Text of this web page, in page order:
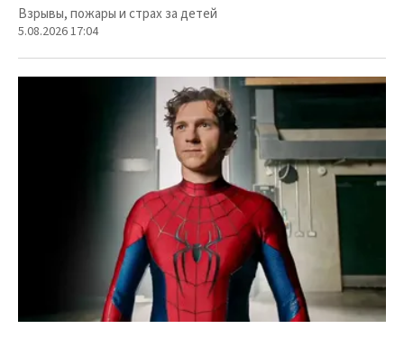
Взрывы, пожары и страх за детей
5.08.2026 17:04